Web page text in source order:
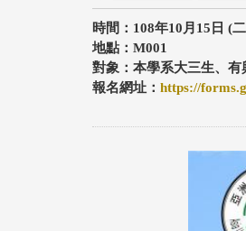
時間：108年10月15日 (
地點：M001
對象：本學系大三生、
報名網址： https://